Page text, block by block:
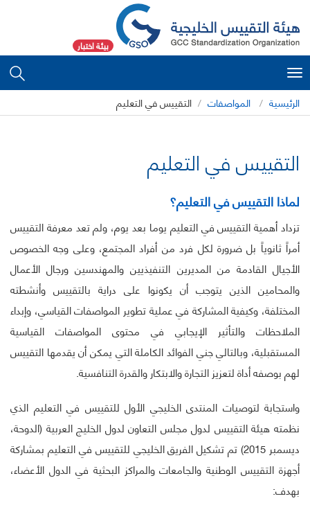
بيئة اختبار
Toggle
navigation
الرئيسية المواصفات التقييس في التعليم
التقييس في التعليم
لماذا التقييس في التعليم؟
تزداد أهمية التقييس في التعليم يوما بعد يوم، ولم تعد معرفة التقييس
أمراً ثانوياً بل ضرورة لكل فرد من أفراد المجتمع، وعلى وجه الخصوص
الأجيال القادمة من المديرين التنفيذيين والمهندسين ورجال الأعمال
والمحامين الذين يتوجب أن يكونوا على دراية بالتقييس وأنشطته
المختلفة، وكيفية المشاركة في عملية تطوير المواصفات القياسي، وإبداء
الملاحظات والتأثير الإيجابي في محتوى المواصفات القياسية
المستقبلية، وبالتالي جني الفوائد الكاملة التي يمكن أن يقدمها التقييس
لهم بوصفه أداة لتعزيز التجارة والابتكار والقدرة التنافسية.
واستجابة لتوصيات المنتدى الخليجي الأول للتقييس في التعليم الذي
نظمته هيئة التقييس لدول مجلس التعاون لدول الخليج العربية (الدوحة،
ديسمبر 2015) تم تشكيل الفريق الخليجي للتقييس في التعليم بمشاركة
أجهزة التقييس الوطنية والجامعات والمراكز البحثية في الدول الأعضاء،
بهدف: